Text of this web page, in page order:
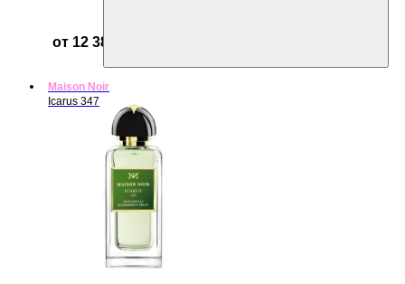
от 12 384 ₽
Maison Noir
Icarus 347